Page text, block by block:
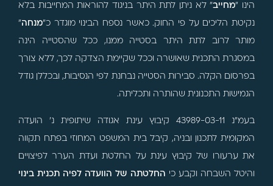
הינו "מחייב" לא ניתן לתת היתר בניגוד להוראות המחייבות בלא
נקיטת הליכים על פי החוק. כאשר נספח הבינוי מוגדר כ"מנחה"
מותר לרוב לתת היתר בסטייה ממנו, ככל שהסטייה הינה
במסגרת התכנית שאושרה וככל שקיימת הצדקה לכך, ללא צורך
בפרסום הקלה. סבירות הסטייה נבחנת לפי הנסיבות, ובכללן גודל
הגמישות התכנונית שהותרה ותכליתה.
בעמ"נ 43989-03-11 קיבוץ עינת אגודה שיתופית נ' הועדה
המקומית לתכנון ובניה, קיבל בית המשפט המחוזי בפתח תקווה
את ערעורו של קיבוץ עינת על החלטת ועדת הערר לפיצויים
והיטל השבחה וקבע כי החלטתה של הוועדה לפיה תכנית בינוי